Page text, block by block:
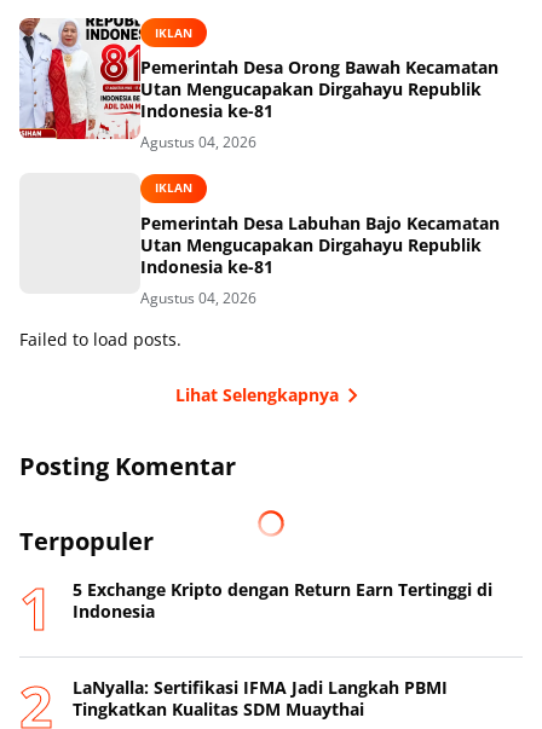
IKLAN
Pemerintah Desa Orong Bawah Kecamatan
Utan Mengucapakan Dirgahayu Republik
Indonesia ke-81
Agustus 04, 2026
IKLAN
Pemerintah Desa Labuhan Bajo Kecamatan
Utan Mengucapakan Dirgahayu Republik
Indonesia ke-81
Agustus 04, 2026
Failed to load posts.
Lihat Selengkapnya
Posting Komentar
Terpopuler
5 Exchange Kripto dengan Return Earn Tertinggi di
Indonesia
LaNyalla: Sertifikasi IFMA Jadi Langkah PBMI
Tingkatkan Kualitas SDM Muaythai